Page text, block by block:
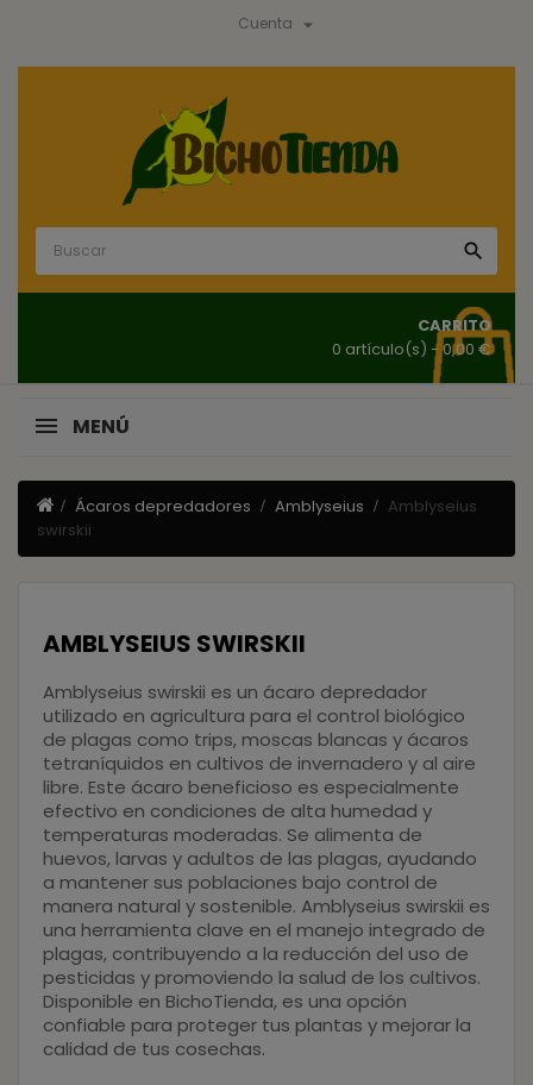
Cuenta 

CARRITO
0 artículo(s) - 0,00 €
MENÚ
Ácaros depredadores Amblyseius
Amblyseius
swirskii
AMBLYSEIUS SWIRSKII
Amblyseius swirskii es un ácaro depredador
utilizado en agricultura para el control biológico
de plagas como trips, moscas blancas y ácaros
tetraníquidos en cultivos de invernadero y al aire
libre. Este ácaro beneficioso es especialmente
efectivo en condiciones de alta humedad y
temperaturas moderadas. Se alimenta de
huevos, larvas y adultos de las plagas, ayudando
a mantener sus poblaciones bajo control de
manera natural y sostenible. Amblyseius swirskii es
una herramienta clave en el manejo integrado de
plagas, contribuyendo a la reducción del uso de
pesticidas y promoviendo la salud de los cultivos.
Disponible en BichoTienda, es una opción
confiable para proteger tus plantas y mejorar la
calidad de tus cosechas.